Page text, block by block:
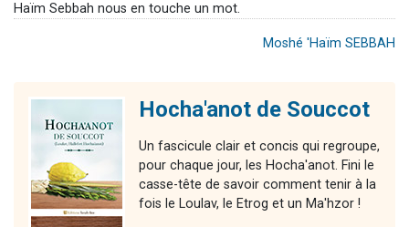
Haïm Sebbah nous en touche un mot.
Moshé 'Haïm SEBBAH
Hocha'anot de Souccot
Un fascicule clair et concis qui regroupe,
pour chaque jour, les Hocha'anot. Fini le
casse-tête de savoir comment tenir à la
fois le Loulav, le Etrog et un Ma'hzor !